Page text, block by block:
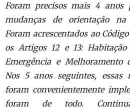
Foram precisos mais 4 anos
mudanças de orientação
Foram acrescentados ao
os Artigos 12 e 13:
Emergência e Melhoramento
Nos 5 anos seguintes, essas
foram convenientemente
foram de todo.